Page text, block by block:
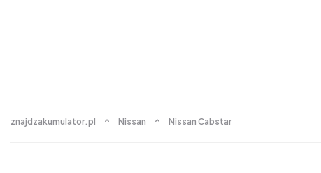
znajdzakumulator.pl Nissan Nissan Cabstar